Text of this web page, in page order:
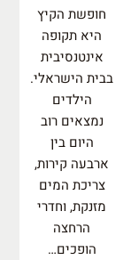
חופשת הקיץ
היא תקופה
אינטנסיבית
בבית הישראלי.
הילדים
נמצאים רוב
היום בין
ארבעה קירות,
צריכת המים
מזנקת, וחדרי
הרחצה
הופכים…